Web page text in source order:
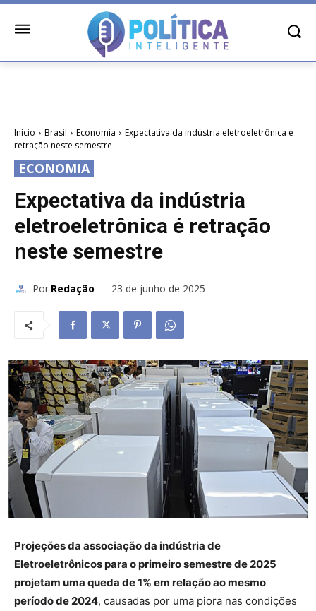
Início Brasil Economia
Expectativa da indústria eletroeletrônica é
retração neste semestre
ECONOMIA
Expectativa da indústria
eletroeletrônica é retração
neste semestre
Por Redação 23 de junho de 2025
Projeções da associação da indústria de
Eletroeletrônicos para o primeiro semestre de 2025
projetam uma queda de 1% em relação ao mesmo
período de 2024, causadas por uma piora nas condições